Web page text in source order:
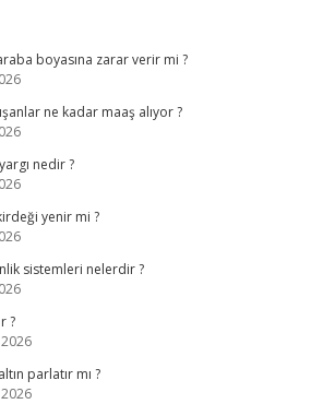
boyasına zarar verir mi ?
ne kadar maaş alıyor ?
nedir ?
yenir mi ?
sistemleri nelerdir ?
?
parlatır mı ?